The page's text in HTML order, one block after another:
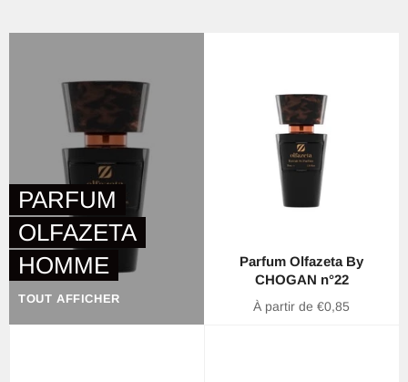
PARFUM
OLFAZETA
HOMME
TOUT AFFICHER
Parfum Olfazeta By
CHOGAN n°22
À partir de €0,85